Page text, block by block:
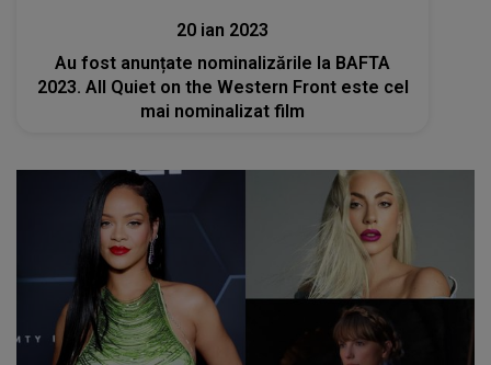
20 ian 2023
Au fost anunțate nominalizările la BAFTA
2023. All Quiet on the Western Front este cel
mai nominalizat film